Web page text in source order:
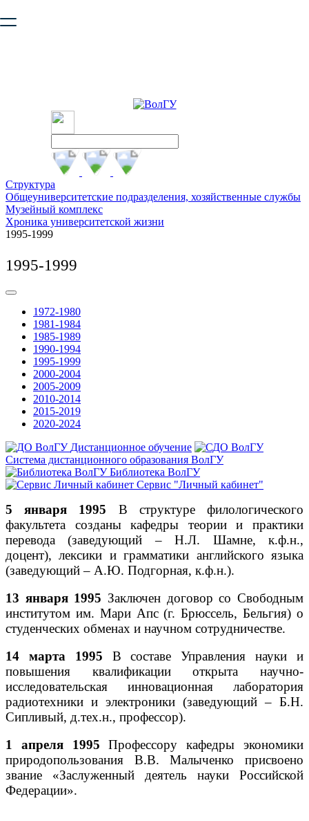
безопасную работу с сайтом. Пожалуйста
Структура
Общеуниверситетские подразделения, хозяйственные службы
Музейный комплекс
Хроника университетской жизни
1995-1999
1995-1999
1972-1980
1981-1984
1985-1989
1990-1994
1995-1999
2000-2004
2005-2009
2010-2014
2015-2019
2020-2024
Дистанционное обучение
Система дистанционного образования ВолГУ
Библиотека ВолГУ
Сервис "Личный кабинет"
5 января 1995 В структуре филологического
факультета созданы кафедры теории и практики
перевода (заведующий – Н.Л. Шамне, к.ф.н.,
доцент), лексики и грамматики английского языка
(заведующий – А.Ю. Подгорная, к.ф.н.).
13 января 1995 Заключен договор со Свободным
институтом им. Мари Апс (г. Брюссель, Бельгия) о
студенческих обменах и научном сотрудничестве.
14 марта 1995 В составе Управления науки и
повышения квалификации открыта научно-
исследовательская инновационная лаборатория
радиотехники и электроники (заведующий – Б.Н.
Сипливый, д.тех.н., профессор).
1 апреля 1995 Профессору кафедры экономики
природопользования В.В. Малыченко присвоено
звание «Заслуженный деятель науки Российской
Федерации».